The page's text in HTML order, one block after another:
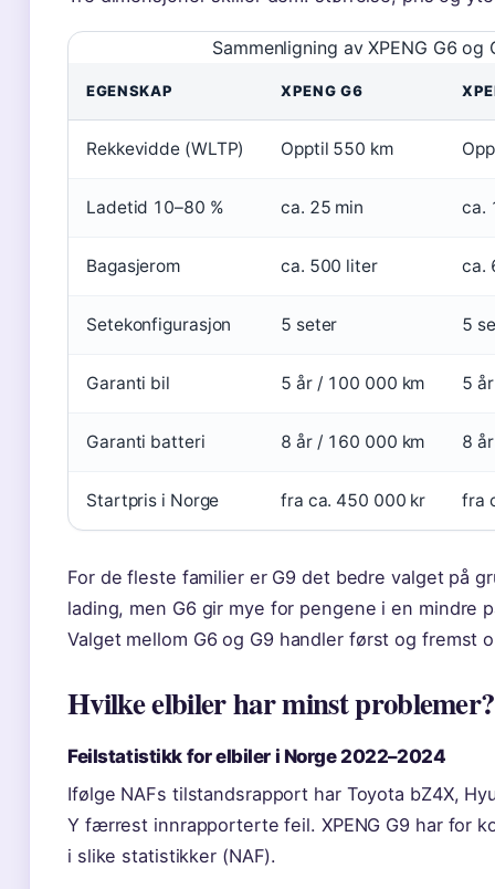
Sammenligning av XPENG G6 og
EGENSKAP XPENG G6
Rekkevidde (WLTP) Opptil 550 km
Ladetid 10–80 % ca. 25 min ca.
Bagasjerom ca. 500 liter ca.
Setekonfigurasjon 5 seter 5
Garanti bil 5 år / 100 000 km 5
Garanti batteri 8 år / 160 000 km 8
Startpris i Norge fra ca. 450 000 kr fra
For de fleste familier er G9 det bedre valget på
lading, men G6 gir mye for pengene i en mindre
Valget mellom G6 og G9 handler først og fremst
Hvilke elbiler har minst problemer?
Feilstatistikk for elbiler i Norge 2022–2024
Ifølge NAFs tilstandsrapport har Toyota bZ4X,
Y færrest innrapporterte feil. XPENG G9 har for
i slike statistikker (NAF).